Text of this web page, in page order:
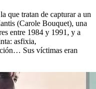
que tratan de capturar a un
(Carole Bouquet), una
entre 1984 y 1991, y a
asfixia,
Sus víctimas eran